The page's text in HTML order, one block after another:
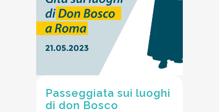
Passeggiata sui luoghi
di don Bosco